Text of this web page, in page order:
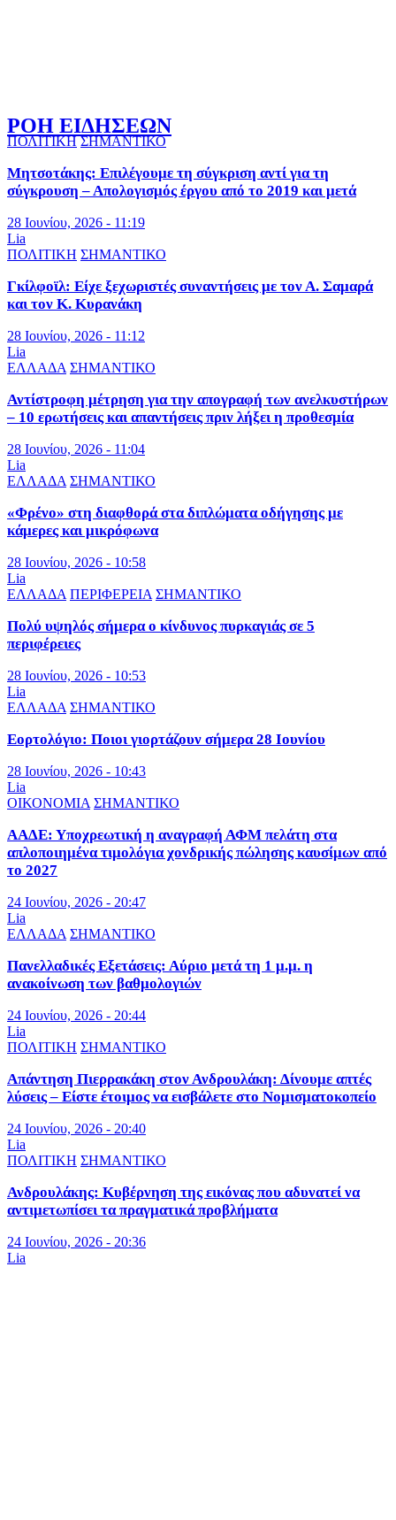
ΡΟΗ ΕΙΔΗΣΕΩΝ
ΠΟΛΙΤΙΚΗ ΣΗΜΑΝΤΙΚΟ
Μητσοτάκης: Επιλέγουμε τη σύγκριση αντί για τη
σύγκρουση – Απολογισμός έργου από το 2019 και μετά
28 Ιουνίου, 2026 - 11:19
Lia
ΠΟΛΙΤΙΚΗ ΣΗΜΑΝΤΙΚΟ
Γκίλφοϊλ: Είχε ξεχωριστές συναντήσεις με τον Α. Σαμαρά
και τον Κ. Κυρανάκη
28 Ιουνίου, 2026 - 11:12
Lia
ΕΛΛΑΔΑ ΣΗΜΑΝΤΙΚΟ
Αντίστροφη μέτρηση για την απογραφή των ανελκυστήρων
– 10 ερωτήσεις και απαντήσεις πριν λήξει η προθεσμία
28 Ιουνίου, 2026 - 11:04
Lia
ΕΛΛΑΔΑ ΣΗΜΑΝΤΙΚΟ
«Φρένο» στη διαφθορά στα διπλώματα οδήγησης με
κάμερες και μικρόφωνα
28 Ιουνίου, 2026 - 10:58
Lia
ΕΛΛΑΔΑ ΠΕΡΙΦΕΡΕΙΑ ΣΗΜΑΝΤΙΚΟ
Πολύ υψηλός σήμερα ο κίνδυνος πυρκαγιάς σε 5
περιφέρειες
28 Ιουνίου, 2026 - 10:53
Lia
ΕΛΛΑΔΑ ΣΗΜΑΝΤΙΚΟ
Εορτολόγιο: Ποιοι γιορτάζουν σήμερα 28 Ιουνίου
28 Ιουνίου, 2026 - 10:43
Lia
ΟΙΚΟΝΟΜΙΑ ΣΗΜΑΝΤΙΚΟ
ΑΑΔΕ: Υποχρεωτική η αναγραφή ΑΦΜ πελάτη στα
απλοποιημένα τιμολόγια χονδρικής πώλησης καυσίμων από
το 2027
24 Ιουνίου, 2026 - 20:47
Lia
ΕΛΛΑΔΑ ΣΗΜΑΝΤΙΚΟ
Πανελλαδικές Εξετάσεις: Αύριο μετά τη 1 μ.μ. η
ανακοίνωση των βαθμολογιών
24 Ιουνίου, 2026 - 20:44
Lia
ΠΟΛΙΤΙΚΗ ΣΗΜΑΝΤΙΚΟ
Απάντηση Πιερρακάκη στον Ανδρουλάκη: Δίνουμε απτές
λύσεις – Είστε έτοιμος να εισβάλετε στο Νομισματοκοπείο
24 Ιουνίου, 2026 - 20:40
Lia
ΠΟΛΙΤΙΚΗ ΣΗΜΑΝΤΙΚΟ
Ανδρουλάκης: Κυβέρνηση της εικόνας που αδυνατεί να
αντιμετωπίσει τα πραγματικά προβλήματα
24 Ιουνίου, 2026 - 20:36
Lia